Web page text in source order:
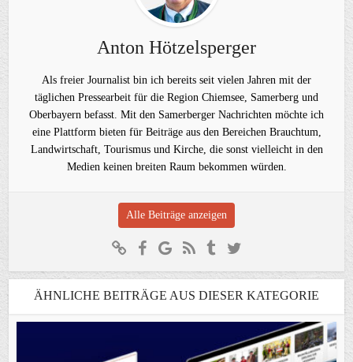
Anton Hötzelsperger
Als freier Journalist bin ich bereits seit vielen Jahren mit der
täglichen Pressearbeit für die Region Chiemsee, Samerberg und
Oberbayern befasst. Mit den Samerberger Nachrichten möchte ich
eine Plattform bieten für Beiträge aus den Bereichen Brauchtum,
Landwirtschaft, Tourismus und Kirche, die sonst vielleicht in den
Medien keinen breiten Raum bekommen würden.
Alle Beiträge anzeigen
ÄHNLICHE BEITRÄGE AUS DIESER KATEGORIE